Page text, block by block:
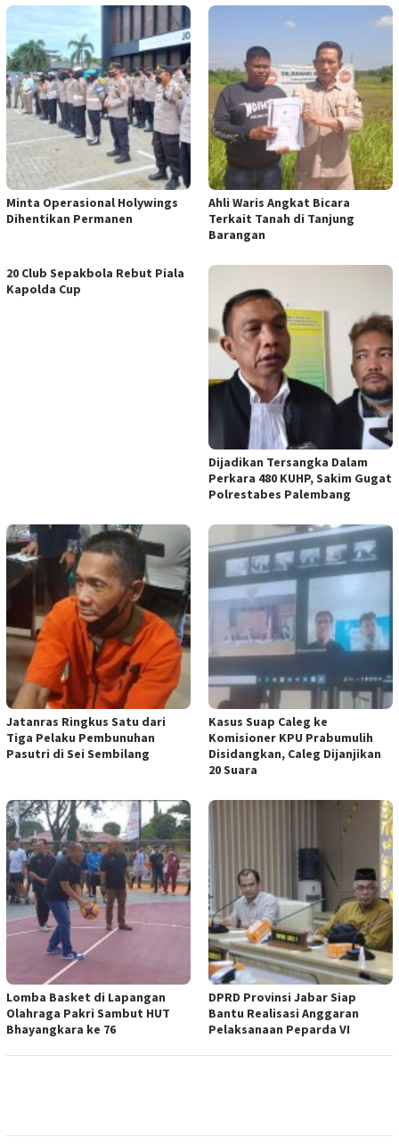
Minta Operasional Holywings
Dihentikan Permanen
Ahli Waris Angkat Bicara
Terkait Tanah di Tanjung
Barangan
20 Club Sepakbola Rebut Piala
Kapolda Cup
Dijadikan Tersangka Dalam
Perkara 480 KUHP, Sakim Gugat
Polrestabes Palembang
Jatanras Ringkus Satu dari
Tiga Pelaku Pembunuhan
Pasutri di Sei Sembilang
Kasus Suap Caleg ke
Komisioner KPU Prabumulih
Disidangkan, Caleg Dijanjikan
20 Suara
Lomba Basket di Lapangan
Olahraga Pakri Sambut HUT
Bhayangkara ke 76
DPRD Provinsi Jabar Siap
Bantu Realisasi Anggaran
Pelaksanaan Peparda VI